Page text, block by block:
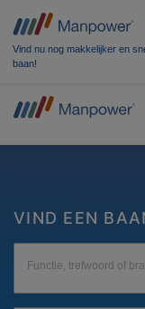
Vind nu nog makkelijker en
baan!
VIND EEN
Functie, trefwoord of